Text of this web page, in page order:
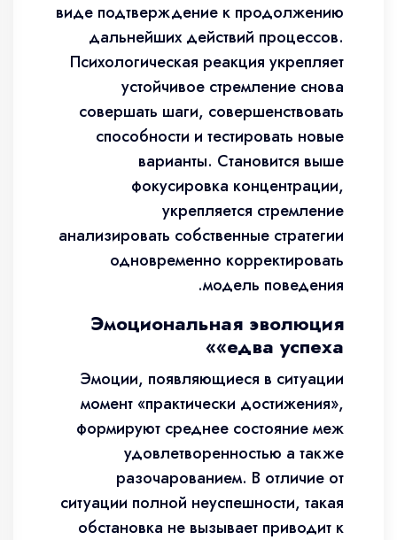
виде подтверждение к продолжению
дальнейших действий процессов.
Психологическая реакция укрепляет
устойчивое стремление снова
совершать шаги, совершенствовать
способности и тестировать новые
варианты. Становится выше
фокусировка концентрации,
укрепляется стремление
анализировать собственные стратегии
одновременно корректировать
модель поведения.
Эмоциональная эволюция
«едва успеха»
Эмоции, появляющиеся в ситуации
момент «практически достижения»,
формируют среднее состояние меж
удовлетворенностью а также
разочарованием. В отличие от
ситуации полной неуспешности, такая
обстановка не вызывает приводит к